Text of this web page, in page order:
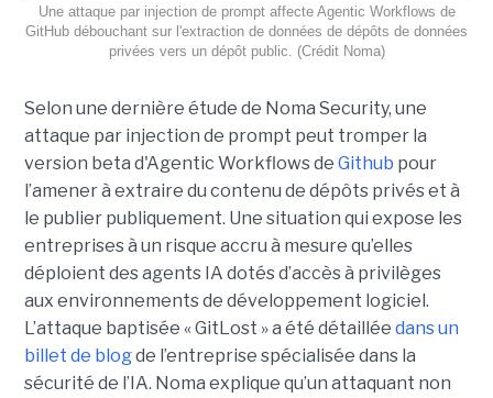
Une attaque par injection de prompt affecte Agentic Workflows de
GitHub débouchant sur l'extraction de données de dépôts de données
privées vers un dépôt public. (Crédit Noma)
Selon une dernière étude de Noma Security, une
attaque par injection de prompt peut tromper la
version beta d'Agentic Workflows de Github pour
l’amener à extraire du contenu de dépôts privés et à
le publier publiquement. Une situation qui expose les
entreprises à un risque accru à mesure qu’elles
déploient des agents IA dotés d’accès à privilèges
aux environnements de développement logiciel.
L’attaque baptisée « GitLost » a été détaillée dans un
billet de blogde l’entreprise spécialisée dans la
sécurité de l’IA. Noma explique qu’un attaquant non